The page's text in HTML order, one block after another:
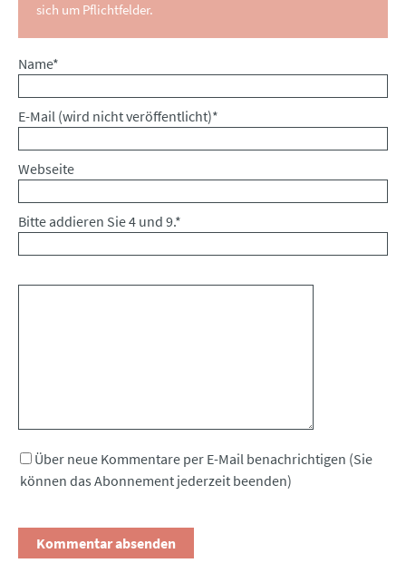
sich um Pflichtfelder.
Pflichtfeld
Name*
Pflichtfeld
E-Mail (wird nicht veröffentlicht)*
Webseite
Bitte addieren Sie 4 und 9.*
Über neue Kommentare per E-Mail benachrichtigen (Sie
können das Abonnement jederzeit beenden)